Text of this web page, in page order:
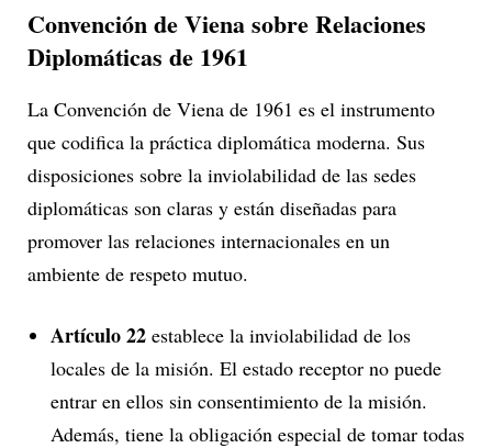
Convención de Viena sobre Relaciones
Diplomáticas de 1961
La Convención de Viena de 1961 es el instrumento
que codifica la práctica diplomática moderna. Sus
disposiciones sobre la inviolabilidad de las sedes
diplomáticas son claras y están diseñadas para
promover las relaciones internacionales en un
ambiente de respeto mutuo.
Artículo 22 establece la inviolabilidad de los
locales de la misión. El estado receptor no puede
entrar en ellos sin consentimiento de la misión.
Además, tiene la obligación especial de tomar todas